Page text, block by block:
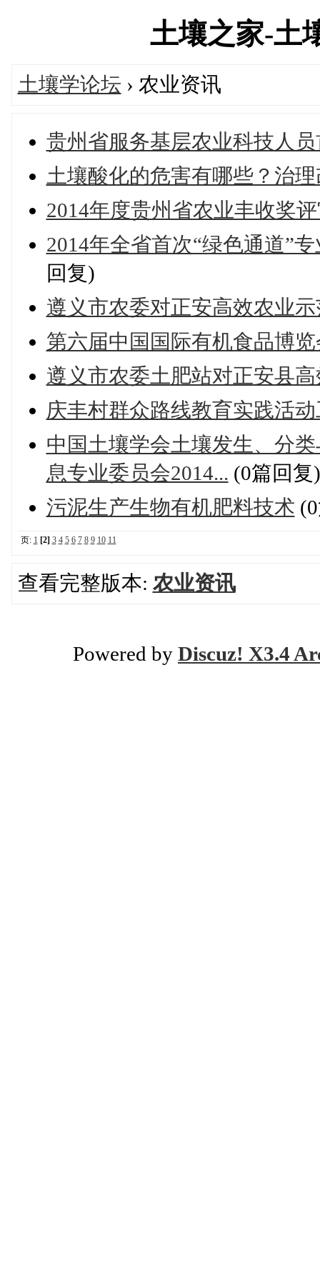
土壤之家-土
土壤学论坛 › 农业资讯
贵州省服务基层农业科技人
土壤酸化的危害有哪些？治
2014年度贵州省农业丰收奖
2014年全省首次“绿色通道”
回复)
遵义市农委对正安高效农业
第六届中国国际有机食品博
遵义市农委土肥站对正安县
庆丰村群众路线教育实践活
中国土壤学会土壤发生、分
息专业委员会2014... (0篇回复)
污泥生产生物有机肥料技术
页: 1 [2] 3 4 5 6 7 8 9 10 11
查看完整版本: 农业资讯
Powered by Discuz! X3.4